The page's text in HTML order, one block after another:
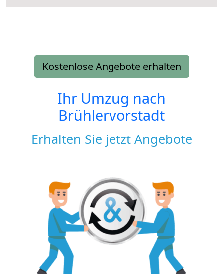
Kostenlose Angebote erhalten
Ihr Umzug nach
Brühlervorstadt
Erhalten Sie jetzt Angebote